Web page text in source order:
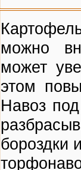
можно
может
этом
Навоз
бороздки